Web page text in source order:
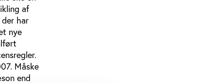
af
har
nye
Måske
end